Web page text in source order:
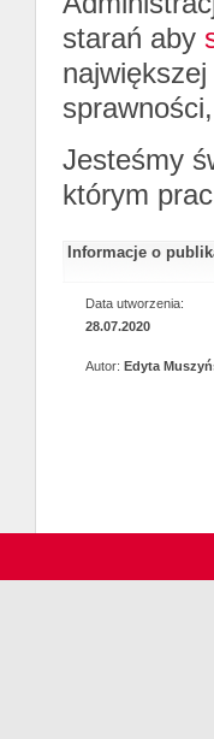
starań aby
Jesteśmy
którym
Informacje o
Data utworzenia:
28.07.2020
Autor: Edyta